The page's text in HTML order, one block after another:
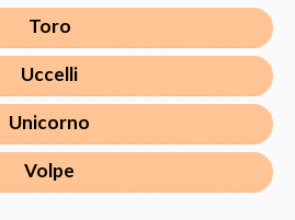
Toro
Uccelli
Unicorno
Volpe